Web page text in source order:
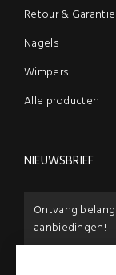
Retour & Garantie
Nagels
Wimpers
Alle producten
NIEUWSBRIEF
Ontvang
aanbiedingen!